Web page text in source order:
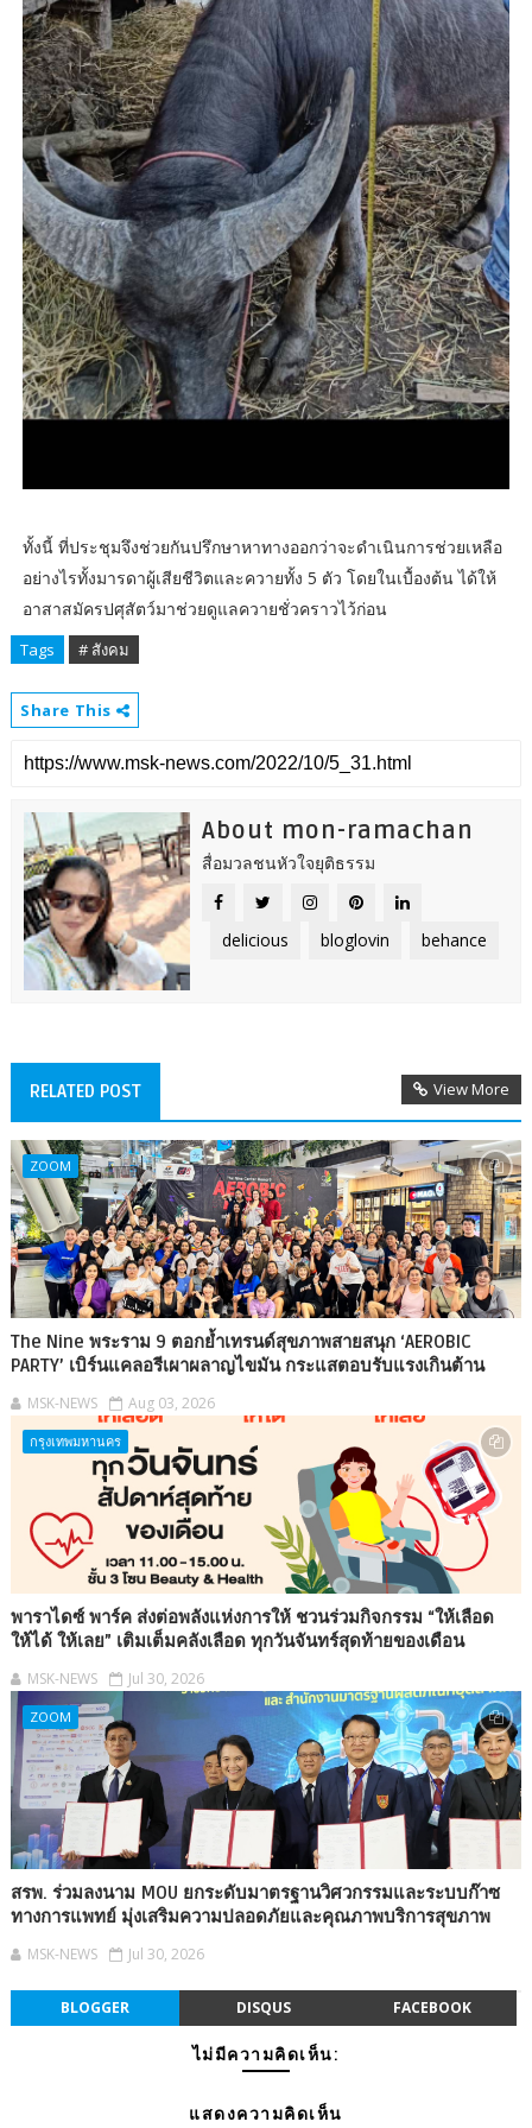
ทั้งนี้ ที่ประชุมจึงช่วยกันปรึกษาหาทางออกว่าจะดำเนินการช่วยเหลือ
อย่างไรทั้งมารดาผู้เสียชีวิตและควายทั้ง 5 ตัว โดยในเบื้องต้น ได้ให้
อาสาสมัครปศุสัตว์มาช่วยดูแลควายชั่วคราวไว้ก่อน
Tags # สังคม
Share This
About mon-ramachan
สื่อมวลชนหัวใจยุติธรรม
delicious bloglovin behance
RELATED POST View More
ZOOM
The Nine พระราม 9 ตอกย้ำเทรนด์สุขภาพสายสนุก ‘AEROBIC
PARTY’ เบิร์นแคลอรีเผาผลาญไขมัน กระแสตอบรับแรงเกินต้าน
MSK-NEWS Aug 03, 2026
กรุงเทพมหานคร
พาราไดซ์ พาร์ค ส่งต่อพลังแห่งการให้ ชวนร่วมกิจกรรม “ให้เลือด
ให้ได้ ให้เลย” เติมเต็มคลังเลือด ทุกวันจันทร์สุดท้ายของเดือน
MSK-NEWS Jul 30, 2026
ZOOM
สรพ. ร่วมลงนาม MOU ยกระดับมาตรฐานวิศวกรรมและระบบก๊าซ
ทางการแพทย์ มุ่งเสริมความปลอดภัยและคุณภาพบริการสุขภาพ
MSK-NEWS Jul 30, 2026
BLOGGER DISQUS FACEBOOK
ไม่มีความคิดเห็น:
แสดงความคิดเห็น